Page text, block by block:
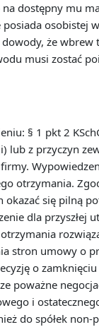
dostępny mu
osobistej
że
musi zostać
§ 1 pkt 2
lub z przyczyn
otrzymania.
się pilną
dla przyszłej
stron umowy o
o
poważne
i
do spółek